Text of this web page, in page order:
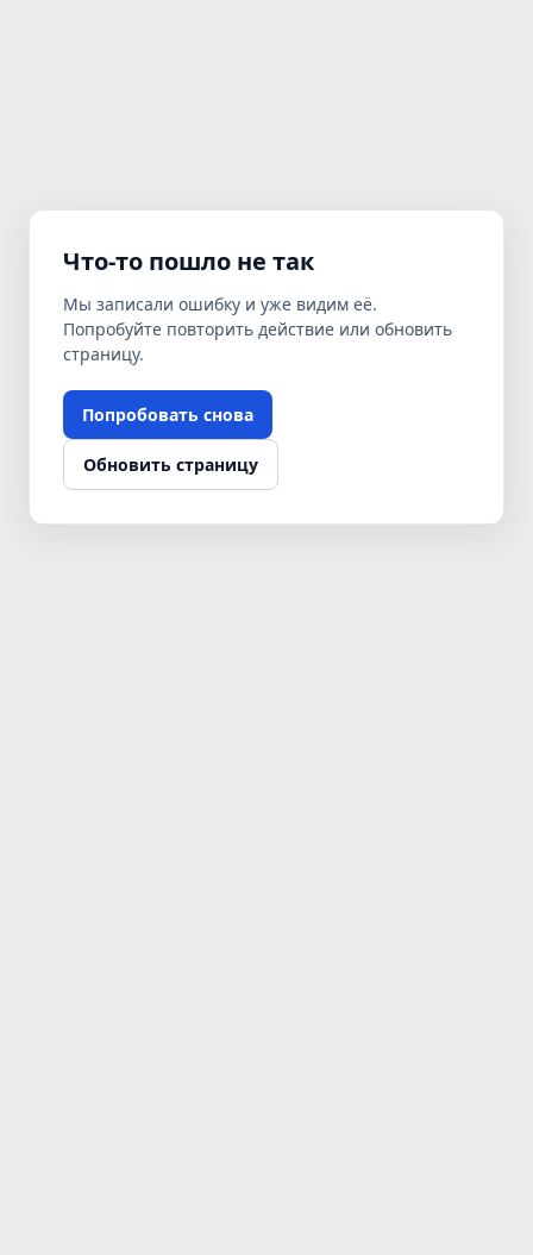
Что-то пошло не так
Мы записали ошибку и уже видим её.
Попробуйте повторить действие или обновить
страницу.
Попробовать снова
Обновить страницу